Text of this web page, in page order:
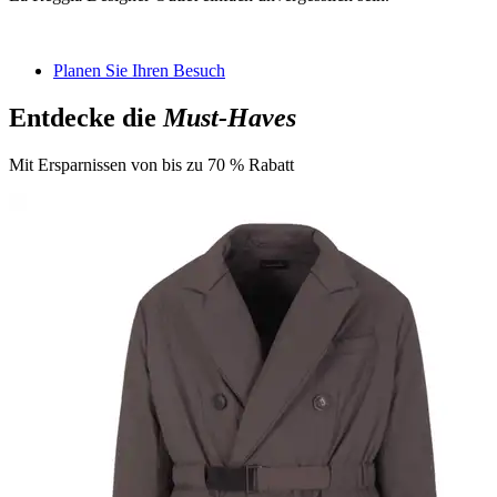
Planen Sie Ihren Besuch
Entdecke dieMust-Haves
Mit Ersparnissen von bis zu 70 % Rabatt